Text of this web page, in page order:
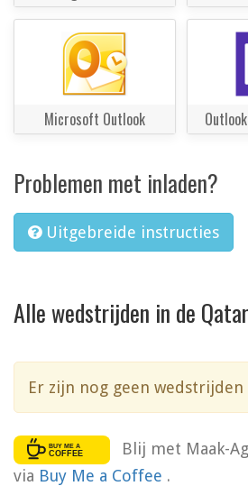
Microsoft Outlook
Problemen met inladen?
Uitgebreide instructies
Alle wedstrijden in de
Er zijn nog geen wedstrijden
Blij met Maak-
via Buy Me a Coffee .